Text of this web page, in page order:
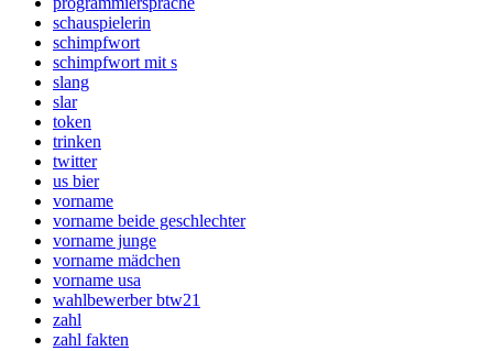
schauspielerin
schimpfwort
schimpfwort mit s
slang
slar
token
trinken
twitter
us bier
vorname
vorname beide geschlechter
vorname junge
vorname mädchen
vorname usa
wahlbewerber btw21
zahl
zahl fakten